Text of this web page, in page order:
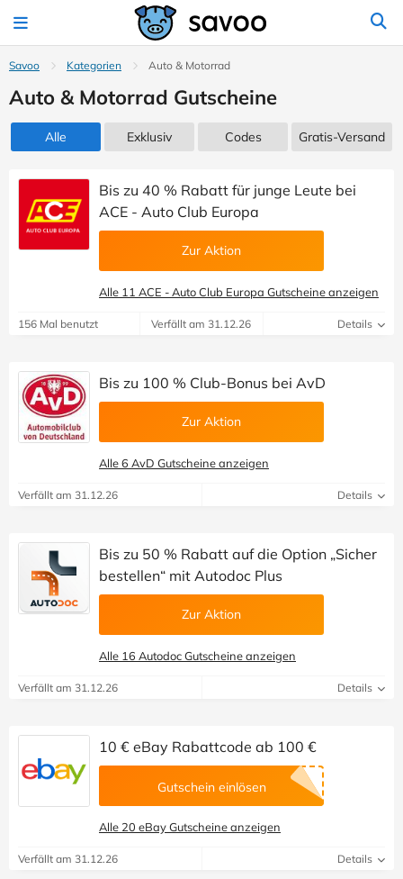
Savoo Kategorien Auto & Motorrad
Auto & Motorrad Gutscheine
Alle Exklusiv Codes Gratis-Versand
Bis zu 40 % Rabatt für junge Leute bei
ACE - Auto Club Europa
Zur Aktion
Alle 11 ACE - Auto Club Europa Gutscheine anzeigen
156 Mal benutzt Verfällt am 31.12.26 Details
Bis zu 100 % Club-Bonus bei AvD
Zur Aktion
Alle 6 AvD Gutscheine anzeigen
Verfällt am 31.12.26 Details
Bis zu 50 % Rabatt auf die Option „Sicher
bestellen“ mit Autodoc Plus
Zur Aktion
Alle 16 Autodoc Gutscheine anzeigen
Verfällt am 31.12.26 Details
10 € eBay Rabattcode ab 100 €
Gutschein einlösen
Alle 20 eBay Gutscheine anzeigen
Verfällt am 31.12.26 Details